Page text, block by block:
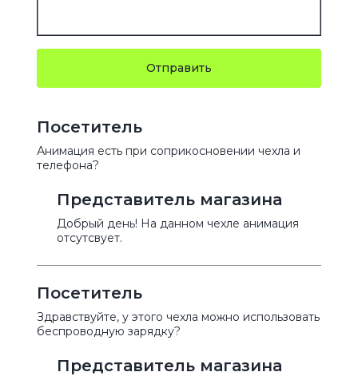
Отправить
Посетитель
Анимация есть при соприкосновении чехла и
телефона?
Представитель магазина
Добрый день! На данном чехле анимация
отсутсвует.
Посетитель
Здравствуйте, у этого чехла можно использовать
беспроводную зарядку?
Представитель магазина